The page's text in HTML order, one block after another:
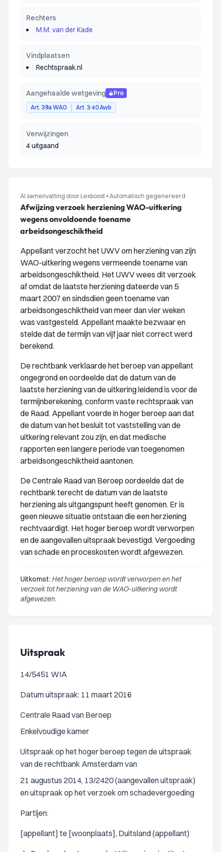
Rechters
M.M. van der Kade
Vindplaatsen
Rechtspraak.nl
Aangehaalde wetgeving
Pro
Art. 39a WAO
Art. 3:40 Awb
Verwijzingen
4 uitgaand
AI samenvatting door Lexboost • Automatisch gegenereerd
Afwijzing verzoek herziening WAO-uitkering
wegens onvoldoende toename
arbeidsongeschiktheid
Appellant verzocht het UWV om herziening van zijn
WAO-uitkering wegens vermeende toename van
arbeidsongeschiktheid. Het UWV wees dit verzoek
af omdat de laatste herziening dateerde van 5
maart 2007 en sindsdien geen toename van
arbeidsongeschiktheid van meer dan vier weken
was vastgesteld. Appellant maakte bezwaar en
stelde dat de termijn van vijf jaar niet correct werd
berekend.
De rechtbank verklaarde het beroep van appellant
ongegrond en oordeelde dat de datum van de
laatste herziening van de uitkering leidend is voor de
termijnberekening, conform vaste rechtspraak van
de Raad. Appellant voerde in hoger beroep aan dat
de datum van het besluit tot vaststelling van de
uitkering relevant zou zijn, en dat medische
rapporten een langere periode van toegenomen
arbeidsongeschiktheid aantonen.
De Centrale Raad van Beroep oordeelde dat de
rechtbank terecht de datum van de laatste
herziening als uitgangspunt heeft genomen. Er is
geen nieuwe situatie ontstaan die een herziening
rechtvaardigt. Het hoger beroep wordt verworpen
en de aangevallen uitspraak bevestigd. Vergoeding
van schade en proceskosten wordt afgewezen.
Uitkomst: Het hoger beroep wordt verworpen en het
verzoek tot herziening van de WAO-uitkering wordt
afgewezen.
Uitspraak
14/5451 WIA
Datum uitspraak: 11 maart 2016
Centrale Raad van Beroep
Enkelvoudige kamer
Uitspraak op het hoger beroep tegen de uitspraak
van de rechtbank Amsterdam van
21 augustus 2014, 13/2420 (aangevallen uitspraak)
en uitspraak op het verzoek om schadevergoeding
Partijen:
[appellant] te [woonplaats], Duitsland (appellant)